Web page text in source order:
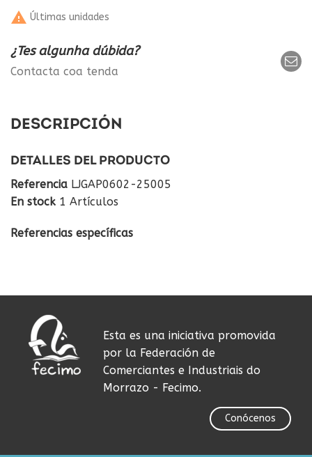
 Últimas unidades
¿Tes algunha dúbida?
Contacta coa tenda
DESCRIPCIÓN
DETALLES DEL PRODUCTO
Referencia LJGAP0602-25005
En stock 1 Artículos
Referencias específicas
Esta es una iniciativa promovida
por la Federación de
Comerciantes e Industriais do
Morrazo - Fecimo.
Conócenos